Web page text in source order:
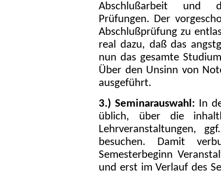
Abschlußarbeit und
Prüfungen. Der
Abschlußprüfung zu
real dazu, daß das
nun das gesamte
Über den Unsinn von
ausgeführt.
3.) Seminarauswahl: In
üblich, über die
Lehrveranstaltungen,
besuchen. Damit
Semesterbeginn
und erst im Verlauf des